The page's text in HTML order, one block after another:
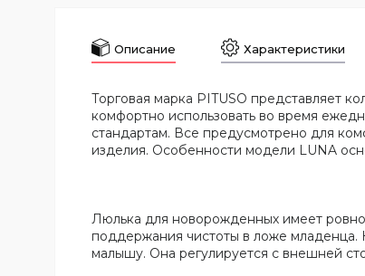
Описание Характеристики
Торговая марка PITUSO представляет
комфортно использовать во время
стандартам. Все предусмотрено для
изделия. Особенности модели LUNA
Люлька для новорожденных имеет
поддержания чистоты в ложе младенца.
малышу. Она регулируется с внешней